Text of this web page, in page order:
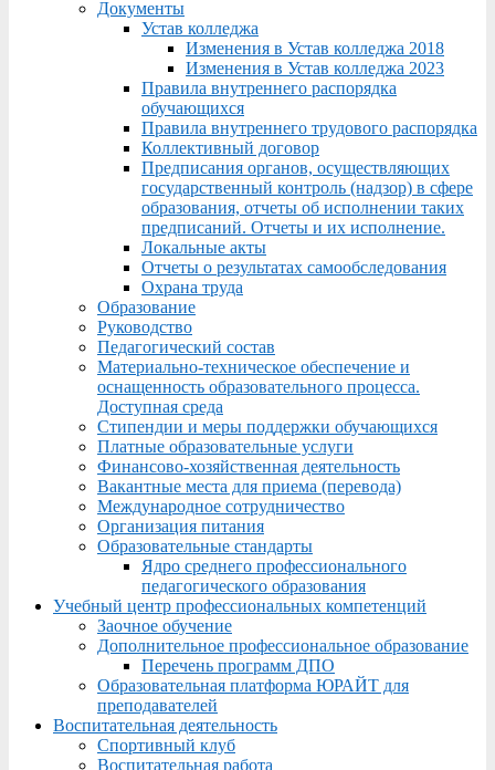
Документы
Устав колледжа
Изменения в Устав колледжа 2018
Изменения в Устав колледжа 2023
Правила внутреннего распорядка
обучающихся
Правила внутреннего трудового распорядка
Коллективный договор
Предписания органов, осуществляющих
государственный контроль (надзор) в сфере
образования, отчеты об исполнении таких
предписаний. Отчеты и их исполнение.
Локальные акты
Отчеты о результатах самообследования
Охрана труда
Образование
Руководство
Педагогический состав
Материально-техническое обеспечение и
оснащенность образовательного процесса.
Доступная среда
Стипендии и меры поддержки обучающихся
Платные образовательные услуги
Финансово-хозяйственная деятельность
Вакантные места для приема (перевода)
Международное сотрудничество
Организация питания
Образовательные стандарты
Ядро среднего профессионального
педагогического образования
Учебный центр профессиональных компетенций
Заочное обучение
Дополнительное профессиональное образование
Перечень программ ДПО
Образовательная платформа ЮРАЙТ для
преподавателей
Воспитательная деятельность
Спортивный клуб
Воспитательная работа